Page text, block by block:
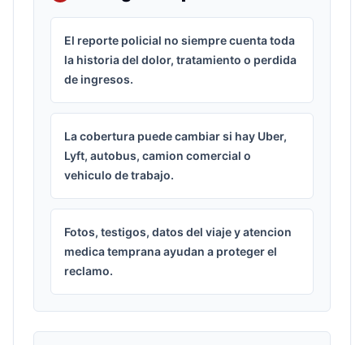
El reporte policial no siempre cuenta toda
la historia del dolor, tratamiento o perdida
de ingresos.
La cobertura puede cambiar si hay Uber,
Lyft, autobus, camion comercial o
vehiculo de trabajo.
Fotos, testigos, datos del viaje y atencion
medica temprana ayudan a proteger el
reclamo.